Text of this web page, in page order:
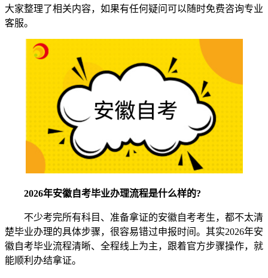
大家整理了相关内容，如果有任何疑问可以随时免费咨询专业
客服。
2026年安徽自考毕业办理流程是什么样的?
不少考完所有科目、准备拿证的安徽自考考生，都不太清
楚毕业办理的具体步骤，很容易错过申报时间。其实2026年安
徽自考毕业流程清晰、全程线上为主，跟着官方步骤操作，就
能顺利办结拿证。